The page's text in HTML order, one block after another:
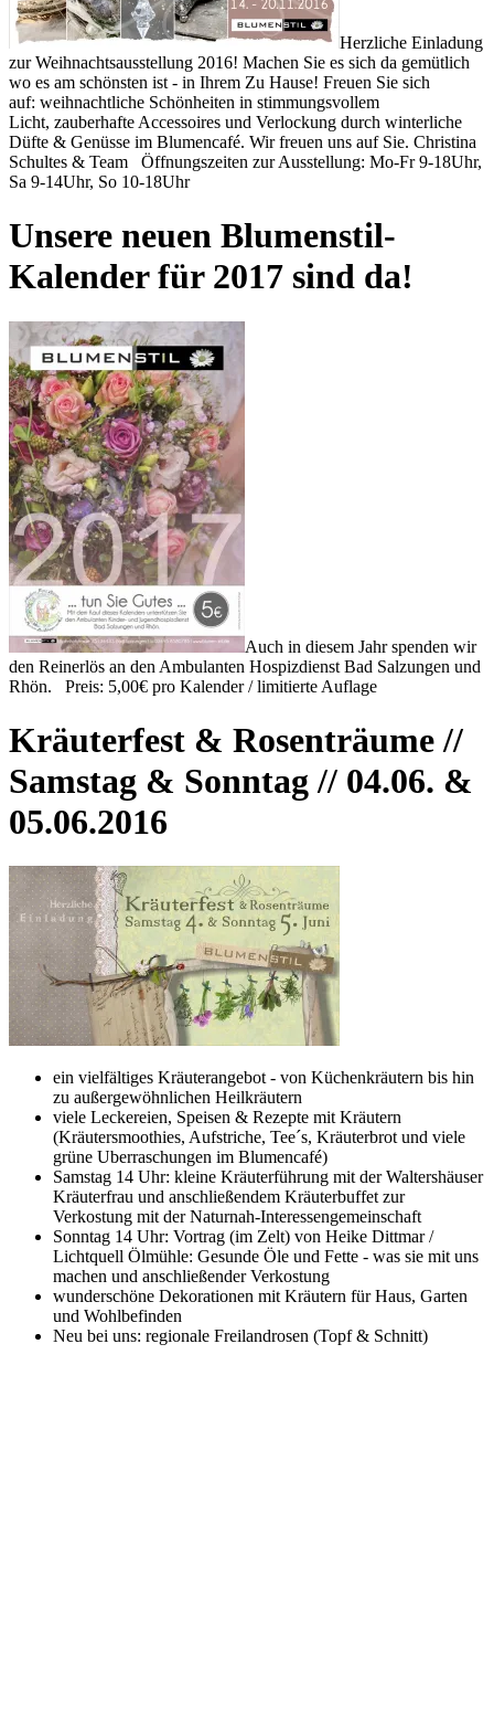
Herzliche Einladung
zur Weihnachtsausstellung 2016! Machen Sie es sich da gemütlich
wo es am schönsten ist - in Ihrem Zu Hause! Freuen Sie sich
auf: weihnachtliche Schönheiten in stimmungsvollem
Licht, zauberhafte Accessoires und Verlockung durch winterliche
Düfte & Genüsse im Blumencafé. Wir freuen uns auf Sie. Christina
Schultes & Team Öffnungszeiten zur Ausstellung: Mo-Fr 9-18Uhr,
Sa 9-14Uhr, So 10-18Uhr
Unsere neuen Blumenstil-
Kalender für 2017 sind da!
Auch in diesem Jahr spenden wir
den Reinerlös an den Ambulanten Hospizdienst Bad Salzungen und
Rhön. Preis: 5,00€ pro Kalender / limitierte Auflage
Kräuterfest & Rosenträume //
Samstag & Sonntag // 04.06. &
05.06.2016
ein vielfältiges Kräuterangebot - von Küchenkräutern bis hin
zu außergewöhnlichen Heilkräutern
viele Leckereien, Speisen & Rezepte mit Kräutern
(Kräutersmoothies, Aufstriche, Tee´s, Kräuterbrot und viele
grüne Uberraschungen im Blumencafé)
Samstag 14 Uhr: kleine Kräuterführung mit der Waltershäuser
Kräuterfrau und anschließendem Kräuterbuffet zur
Verkostung mit der Naturnah-Interessengemeinschaft
Sonntag 14 Uhr: Vortrag (im Zelt) von Heike Dittmar /
Lichtquell Ölmühle: Gesunde Öle und Fette - was sie mit uns
machen und anschließender Verkostung
wunderschöne Dekorationen mit Kräutern für Haus, Garten
und Wohlbefinden
Neu bei uns: regionale Freilandrosen (Topf & Schnitt)